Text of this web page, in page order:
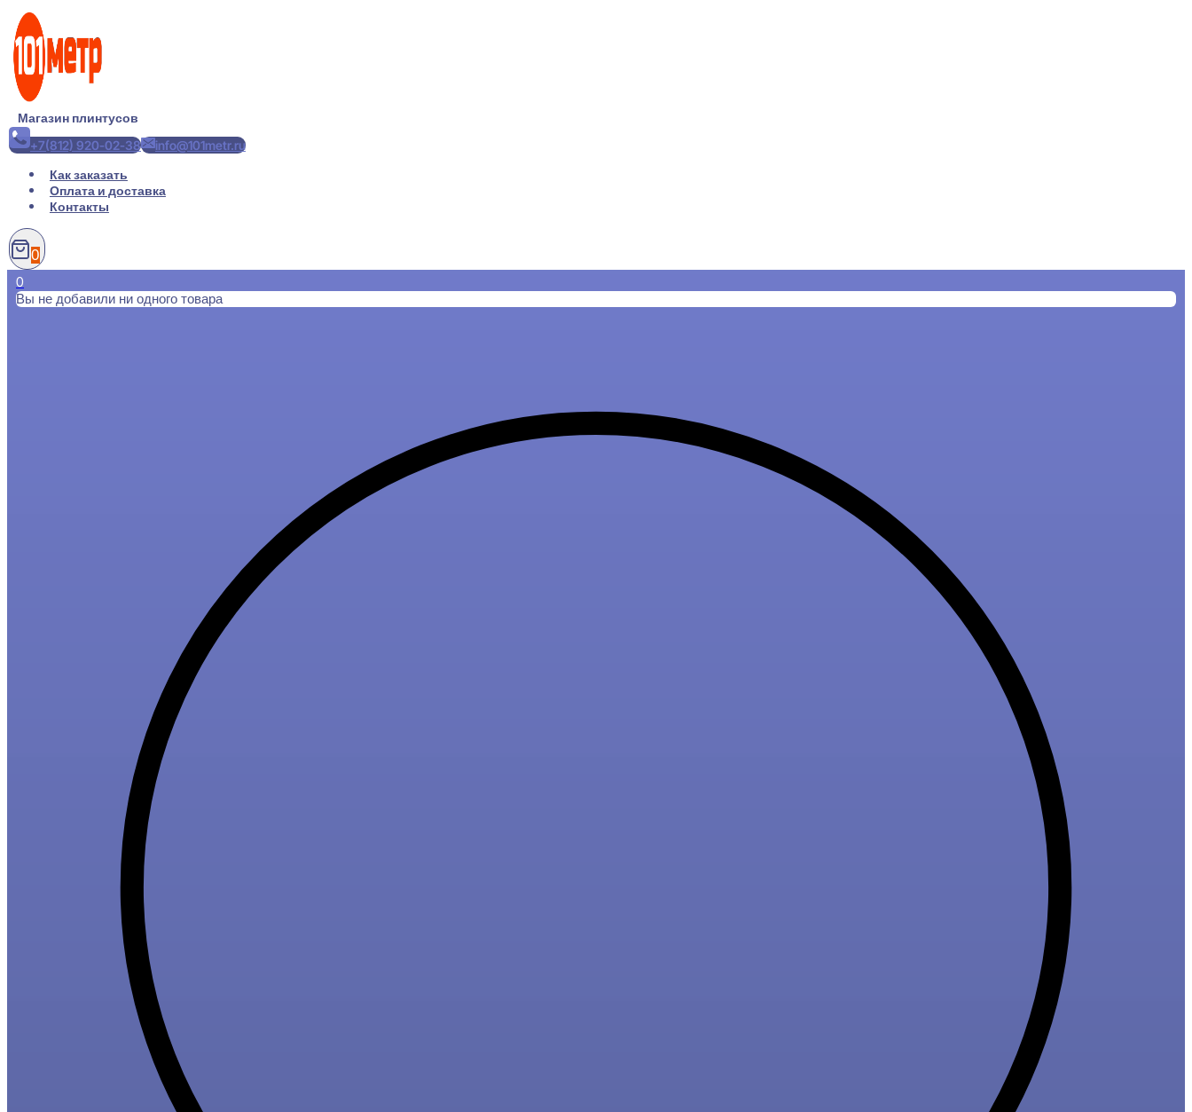
Перейти
содержимому
Магазин плинтусов
+7(812) 920-02-38
info@101metr.ru
Как заказать
Оплата и доставка
Контакты
0
0
Вы не добавили ни одного товара